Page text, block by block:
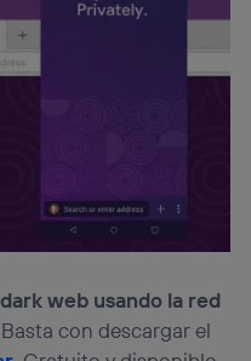
web usando la red
con descargar el